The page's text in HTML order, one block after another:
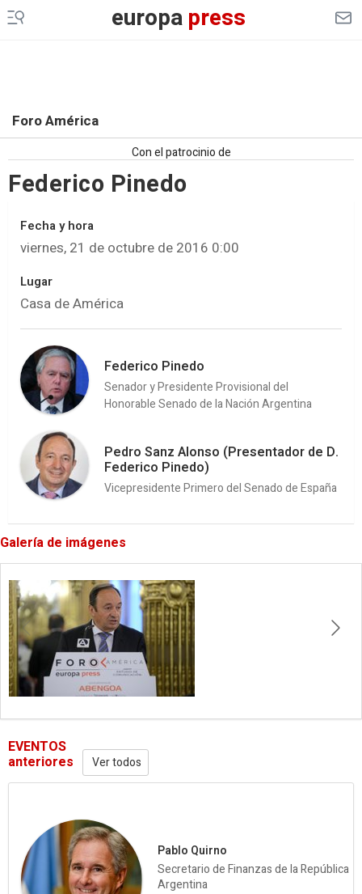
europapress
Foro América
Con el patrocinio de
Federico Pinedo
Fecha y hora
viernes, 21 de octubre de 2016 0:00
Lugar
Casa de América
Federico Pinedo
Senador y Presidente Provisional del
Honorable Senado de la Nación Argentina
Pedro Sanz Alonso (Presentador de D.
Federico Pinedo)
Vicepresidente Primero del Senado de España
Galería de imágenes
EVENTOS
anteriores Ver todos
Pablo Quirno
Secretario de Finanzas de la República
Argentina